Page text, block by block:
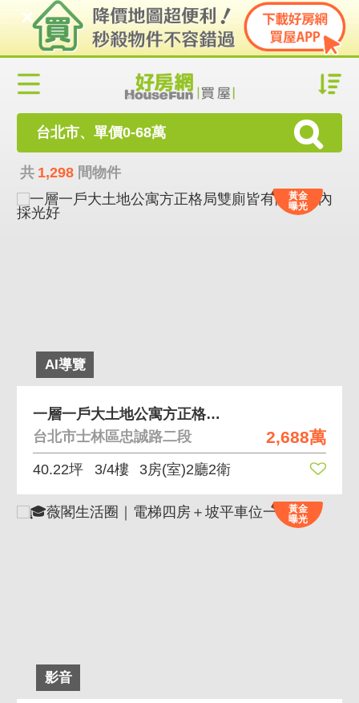
台北市、單價0-68萬
共 1,298 間物件
AI導覽
黃金
曝光
2,688萬
一層一戶大土地公寓方正格局雙廁皆有開窗室內採光好
台北市士林區忠誠路二段
40.22坪 3/4樓 3房(室)2廳2衛
影音
黃金
曝光